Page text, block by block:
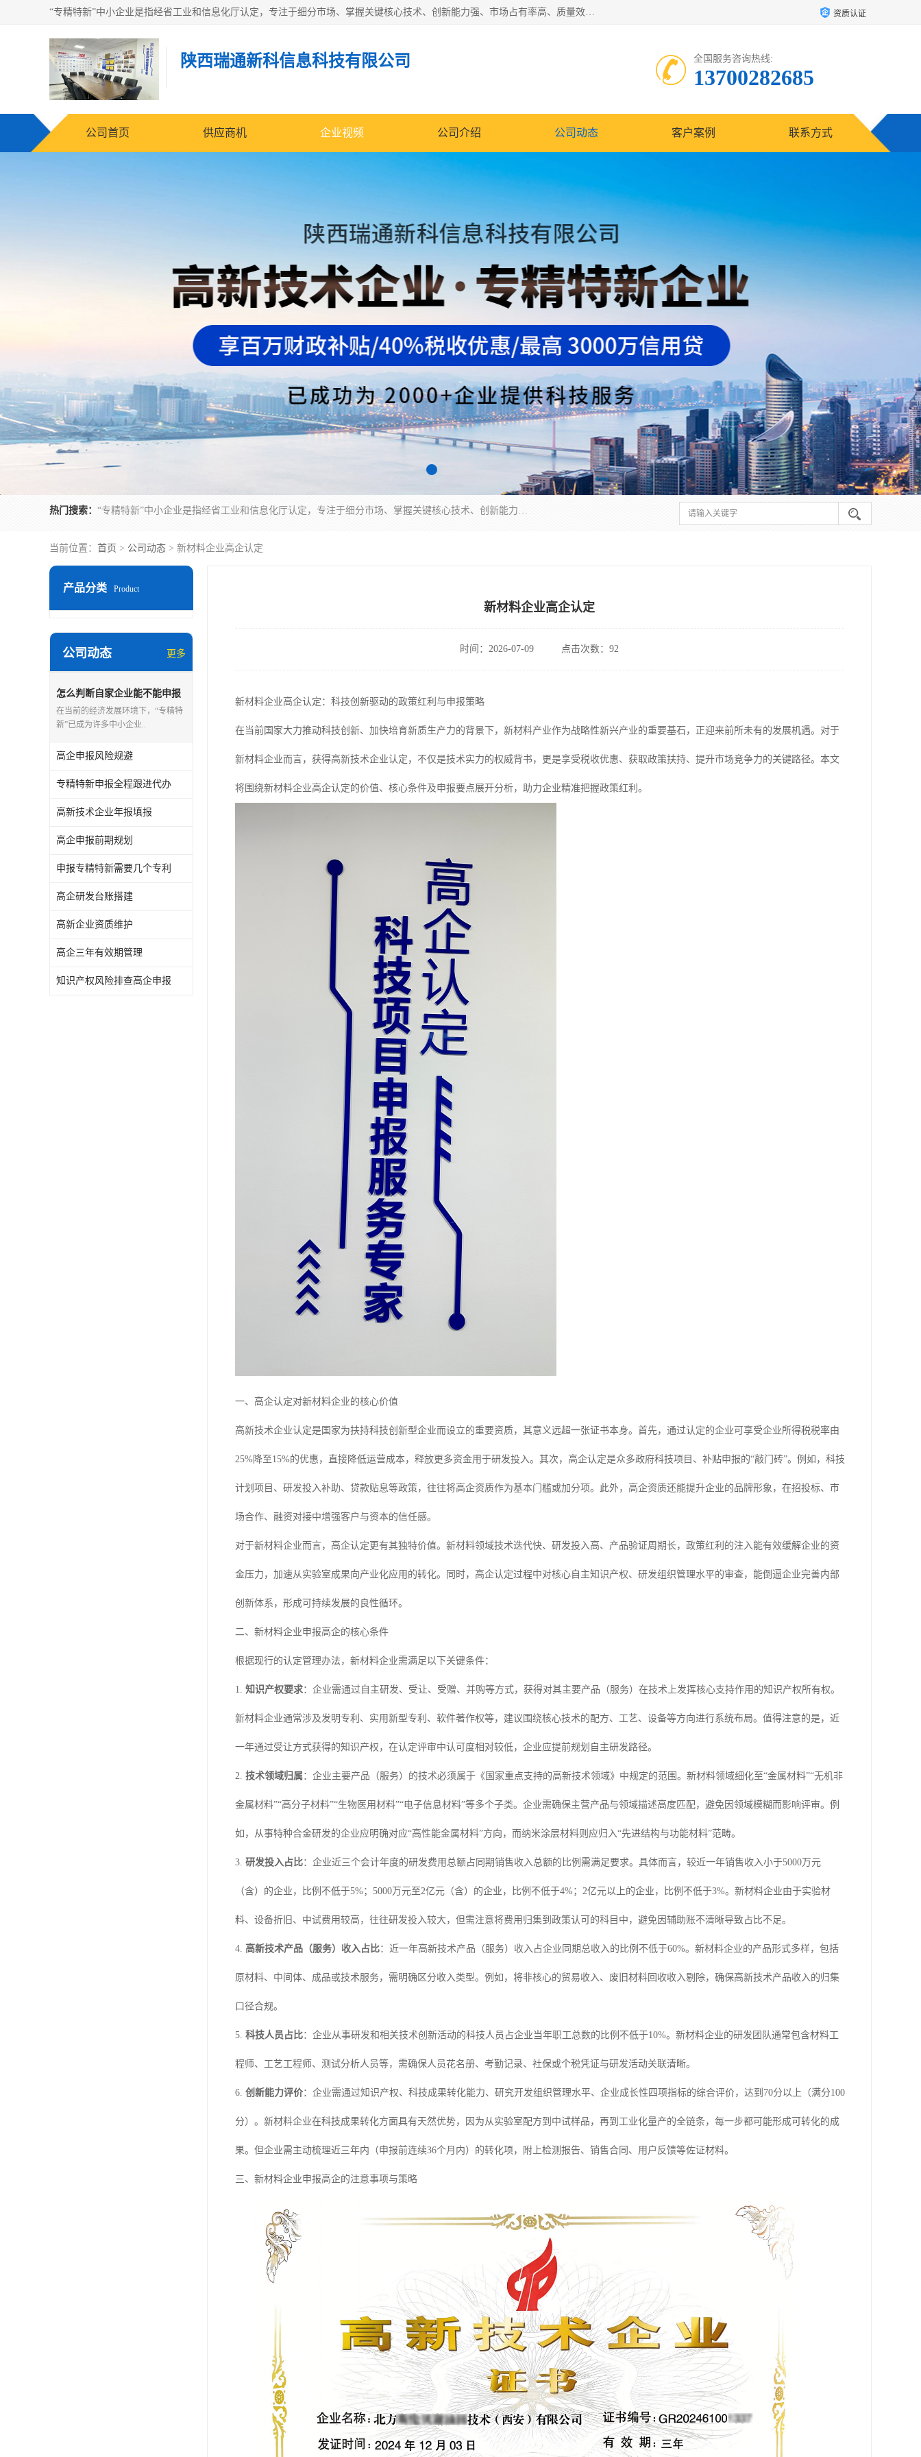
“专精特新”中小企业是指经省工业和信息化厅认定，专注于细分市场、掌握关键核心技术、创新能力强、市场占有率高、质量效益优，在专业化、精细化、特色化、新颖化等方面表现突出的中小企业。 资质认证
陕西瑞通新科信息科技有限公司 全国服务咨询热线:
13700282685
公司首页 供应商机 企业视频 公司介绍 公司动态 客户案例 联系方式
热门搜索： “专精特新”中小企业是指经省工业和信息化厅认定，专注于细分市场、掌握关键核心技术、创新能力强、市场占有率高、质量效益优，在专业化、精细化、特色化、新颖化等方面表现突出的中小企业。
当前位置： 首页 > 公司动态 > 新材料企业高企认定
产品分类 Product
公司动态 更多
怎么判断自家企业能不能申报
专精特新
在当前的经济发展环境下，“专精特
新”已成为许多中小企业..
高企申报风险规避
专精特新申报全程跟进代办
高新技术企业年报填报
高企申报前期规划
申报专精特新需要几个专利
高企研发台账搭建
高新企业资质维护
高企三年有效期管理
知识产权风险排查高企申报
新材料企业高企认定
时间：2026-07-09 点击次数：92
新材料企业高企认定：科技创新驱动的政策红利与申报策略
在当前国家大力推动科技创新、加快培育新质生产力的背景下，新材料产业作为战略性新兴产业的重要基石，正迎来前所未有的发展机遇。对于
新材料企业而言，获得高新技术企业认定，不仅是技术实力的权威背书，更是享受税收优惠、获取政策扶持、提升市场竞争力的关键路径。本文
将围绕新材料企业高企认定的价值、核心条件及申报要点展开分析，助力企业精准把握政策红利。
一、高企认定对新材料企业的核心价值
高新技术企业认定是国家为扶持科技创新型企业而设立的重要资质，其意义远超一张证书本身。首先，通过认定的企业可享受企业所得税税率由
25%降至15%的优惠，直接降低运营成本，释放更多资金用于研发投入。其次，高企认定是众多政府科技项目、补贴申报的“敲门砖”。例如，科技
计划项目、研发投入补助、贷款贴息等政策，往往将高企资质作为基本门槛或加分项。此外，高企资质还能提升企业的品牌形象，在招投标、市
场合作、融资对接中增强客户与资本的信任感。
对于新材料企业而言，高企认定更有其独特价值。新材料领域技术迭代快、研发投入高、产品验证周期长，政策红利的注入能有效缓解企业的资
金压力，加速从实验室成果向产业化应用的转化。同时，高企认定过程中对核心自主知识产权、研发组织管理水平的审查，能倒逼企业完善内部
创新体系，形成可持续发展的良性循环。
二、新材料企业申报高企的核心条件
根据现行的认定管理办法，新材料企业需满足以下关键条件：
1. 知识产权要求：企业需通过自主研发、受让、受赠、并购等方式，获得对其主要产品（服务）在技术上发挥核心支持作用的知识产权所有权。
新材料企业通常涉及发明专利、实用新型专利、软件著作权等，建议围绕核心技术的配方、工艺、设备等方向进行系统布局。值得注意的是，近
一年通过受让方式获得的知识产权，在认定评审中认可度相对较低，企业应提前规划自主研发路径。
2. 技术领域归属：企业主要产品（服务）的技术必须属于《国家重点支持的高新技术领域》中规定的范围。新材料领域细化至“金属材料”“无机非
金属材料”“高分子材料”“生物医用材料”“电子信息材料”等多个子类。企业需确保主营产品与领域描述高度匹配，避免因领域模糊而影响评审。例
如，从事特种合金研发的企业应明确对应“高性能金属材料”方向，而纳米涂层材料则应归入“先进结构与功能材料”范畴。
3. 研发投入占比：企业近三个会计年度的研发费用总额占同期销售收入总额的比例需满足要求。具体而言，较近一年销售收入小于5000万元
（含）的企业，比例不低于5%；5000万元至2亿元（含）的企业，比例不低于4%；2亿元以上的企业，比例不低于3%。新材料企业由于实验材
料、设备折旧、中试费用较高，往往研发投入较大，但需注意将费用归集到政策认可的科目中，避免因辅助账不清晰导致占比不足。
4. 高新技术产品（服务）收入占比：近一年高新技术产品（服务）收入占企业同期总收入的比例不低于60%。新材料企业的产品形式多样，包括
原材料、中间体、成品或技术服务，需明确区分收入类型。例如，将非核心的贸易收入、废旧材料回收收入剔除，确保高新技术产品收入的归集
口径合规。
5. 科技人员占比：企业从事研发和相关技术创新活动的科技人员占企业当年职工总数的比例不低于10%。新材料企业的研发团队通常包含材料工
程师、工艺工程师、测试分析人员等，需确保人员花名册、考勤记录、社保或个税凭证与研发活动关联清晰。
6. 创新能力评价：企业需通过知识产权、科技成果转化能力、研究开发组织管理水平、企业成长性四项指标的综合评价，达到70分以上（满分100
分）。新材料企业在科技成果转化方面具有天然优势，因为从实验室配方到中试样品，再到工业化量产的全链条，每一步都可能形成可转化的成
果。但企业需主动梳理近三年内（申报前连续36个月内）的转化项，附上检测报告、销售合同、用户反馈等佐证材料。
三、新材料企业申报高企的注意事项与策略